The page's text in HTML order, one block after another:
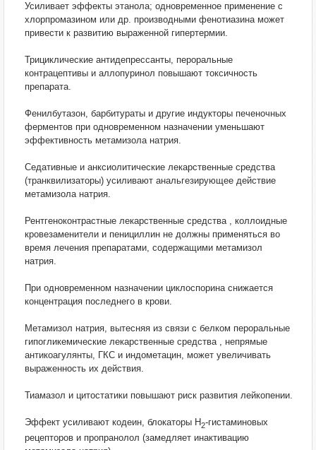
Усиливает эффекты этанола; одновременное применение с
хлорпромазином или др. производными фенотиазина может
привести к развитию выраженной гипертермии.
Трициклические антидепрессанты, пероральные
контрацептивы и аллопуринол повышают токсичность
препарата.
Фенилбутазон, барбитураты и другие индукторы печеночных
ферментов при одновременном назначении уменьшают
эффективность метамизола натрия.
Седативные и анксиолитические лекарственные средства
(транквилизаторы) усиливают анальгезирующее действие
метамизола натрия.
Рентгеноконтрастные лекарственные средства , коллоидные
кровезаменители и пенициллин не должны применяться во
время лечения препаратами, содержащими метамизол
натрия.
При одновременном назначении циклоспорина снижается
концентрация последнего в крови.
Метамизол натрия, вытесняя из связи с белком пероральные
гипогликемические лекарственные средства , непрямые
антикоагулянты, ГКС и индометацин, может увеличивать
выраженность их действия.
Тиамазол и цитостатики повышают риск развития лейкопении.
Эффект усиливают кодеин, блокаторы H2-гистаминовых
рецепторов и пропранолол (замедляет инактивацию